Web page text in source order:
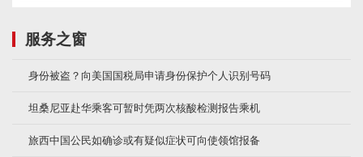
服务之窗
身份被盗？向美国国税局申请身份保护个人识别号码
坦桑尼亚赴华乘客可暂时凭两次核酸检测报告乘机
旅西中国公民如确诊或有疑似症状可向使领馆报备